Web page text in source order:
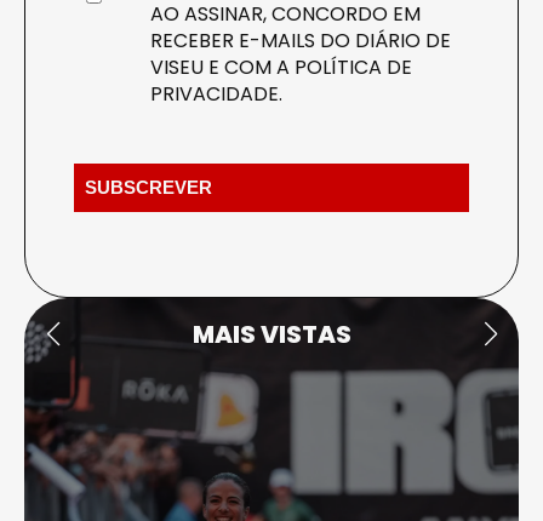
AO ASSINAR, CONCORDO EM
RECEBER E-MAILS DO DIÁRIO DE
VISEU E COM A POLÍTICA DE
PRIVACIDADE.
MAIS VISTAS